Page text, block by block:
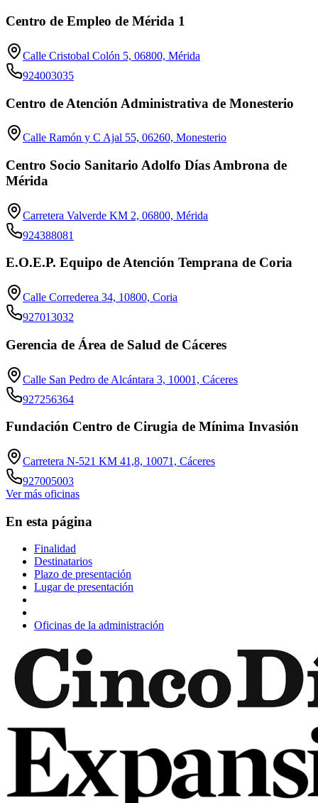
Centro de Empleo de Mérida 1
Calle Cristobal Colón 5, 06800, Mérida
924003035
Centro de Atención Administrativa de Monesterio
Calle Ramón y C Ajal 55, 06260, Monesterio
Centro Socio Sanitario Adolfo Días Ambrona de
Mérida
Carretera Valverde KM 2, 06800, Mérida
924388081
E.O.E.P. Equipo de Atención Temprana de Coria
Calle Correderea 34, 10800, Coria
927013032
Gerencia de Área de Salud de Cáceres
Calle San Pedro de Alcántara 3, 10001, Cáceres
927256364
Fundación Centro de Cirugia de Mínima Invasión
Carretera N-521 KM 41,8, 10071, Cáceres
927005003
Ver más oficinas
En esta página
Finalidad
Destinatarios
Plazo de presentación
Lugar de presentación
Oficinas de la administración